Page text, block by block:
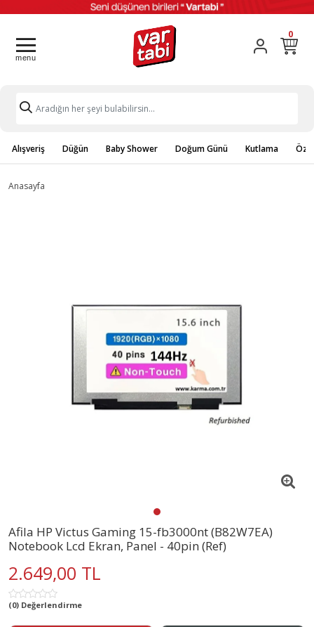
0
Alışveriş Düğün Baby Shower Doğum Günü Kutlama
Anasayfa
Afila HP Victus Gaming 15-fb3000nt (B82W7EA)
Notebook Lcd Ekran, Panel - 40pin (Ref)
2.649,00 TL
(0) Değerlendirme